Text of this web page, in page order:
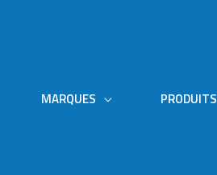
MARQUES PRODUITS